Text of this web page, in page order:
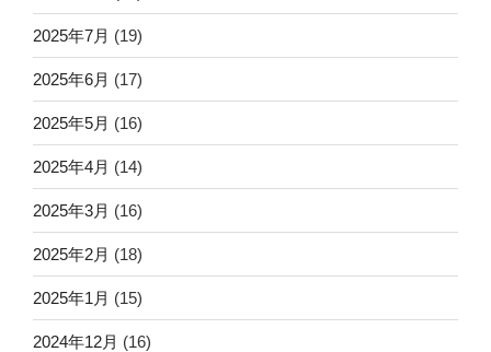
2025年7月 (19)
2025年6月 (17)
2025年5月 (16)
2025年4月 (14)
2025年3月 (16)
2025年2月 (18)
2025年1月 (15)
2024年12月 (16)